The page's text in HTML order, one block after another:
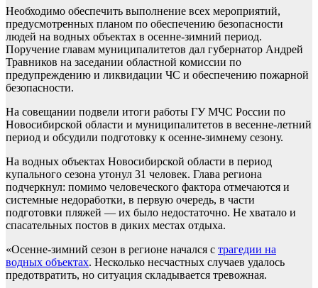
Необходимо обеспечить выполнение всех мероприятий,
предусмотренных планом по обеспечению безопасности
людей на водных объектах в осенне-зимний период.
Поручение главам муниципалитетов дал губернатор Андрей
Травников на заседании областной комиссии по
предупреждению и ликвидации ЧС и обеспечению пожарной
безопасности.
На совещании подвели итоги работы ГУ МЧС России по
Новосибирской области и муниципалитетов в весенне-летний
период и обсудили подготовку к осенне-зимнему сезону.
На водных объектах Новосибирской области в период
купального сезона утонул 31 человек. Глава региона
подчеркнул: помимо человеческого фактора отмечаются и
системные недоработки, в первую очередь, в части
подготовки пляжей — их было недостаточно. Не хватало и
спасательных постов в диких местах отдыха.
«Осенне-зимний сезон в регионе начался с трагедии на
водных объектах. Несколько несчастных случаев удалось
предотвратить, но ситуация складывается тревожная.